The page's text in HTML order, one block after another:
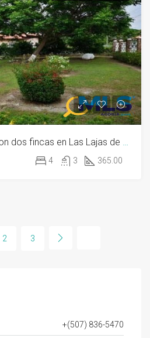
Gran casa se vende con dos fincas en Las Lajas de Chame
4 3 365.00
2 3
+(507) 836-5470